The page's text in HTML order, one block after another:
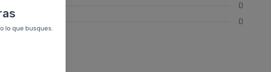
lo que busques.
0
0